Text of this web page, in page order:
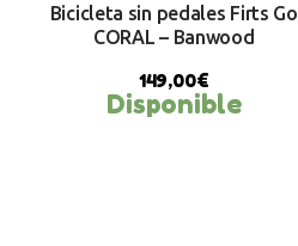
BUY NOW
Bicicleta sin pedales Firts Go
CORAL – Banwood
149,00€
Disponible